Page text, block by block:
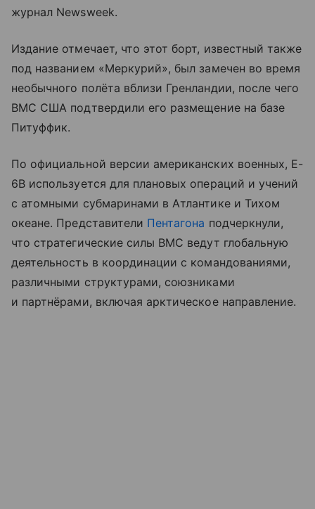
журнал Newsweek.
Издание отмечает, что этот борт, известный также
под названием «Меркурий», был замечен во время
необычного полёта вблизи Гренландии, после чего
ВМС США подтвердили его размещение на базе
Питуффик.
По официальной версии американских военных, E-
6B используется для плановых операций и учений
с атомными субмаринами в Атлантике и Тихом
океане. Представители Пентагона подчеркнули,
что стратегические силы ВМС ведут глобальную
деятельность в координации с командованиями,
различными структурами, союзниками
и партнёрами, включая арктическое направление.